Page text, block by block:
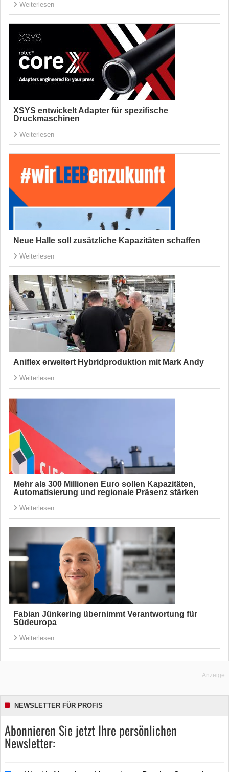
Weiterlesen
XSYS entwickelt Adapter für spezifische
Druckmaschinen
Weiterlesen
Neue Halle soll zusätzliche Kapazitäten schaffen
Weiterlesen
Aniflex erweitert Hybridproduktion mit Mark Andy
Weiterlesen
Mehr als 300 Millionen Euro sollen Kapazitäten,
Automatisierung und regionale Präsenz stärken
Weiterlesen
Fabian Jünkering übernimmt Verantwortung für
Südeuropa
Weiterlesen
Anzeige
NEWSLETTER FÜR PROFIS
Abonnieren Sie jetzt Ihre persönlichen
Newsletter: